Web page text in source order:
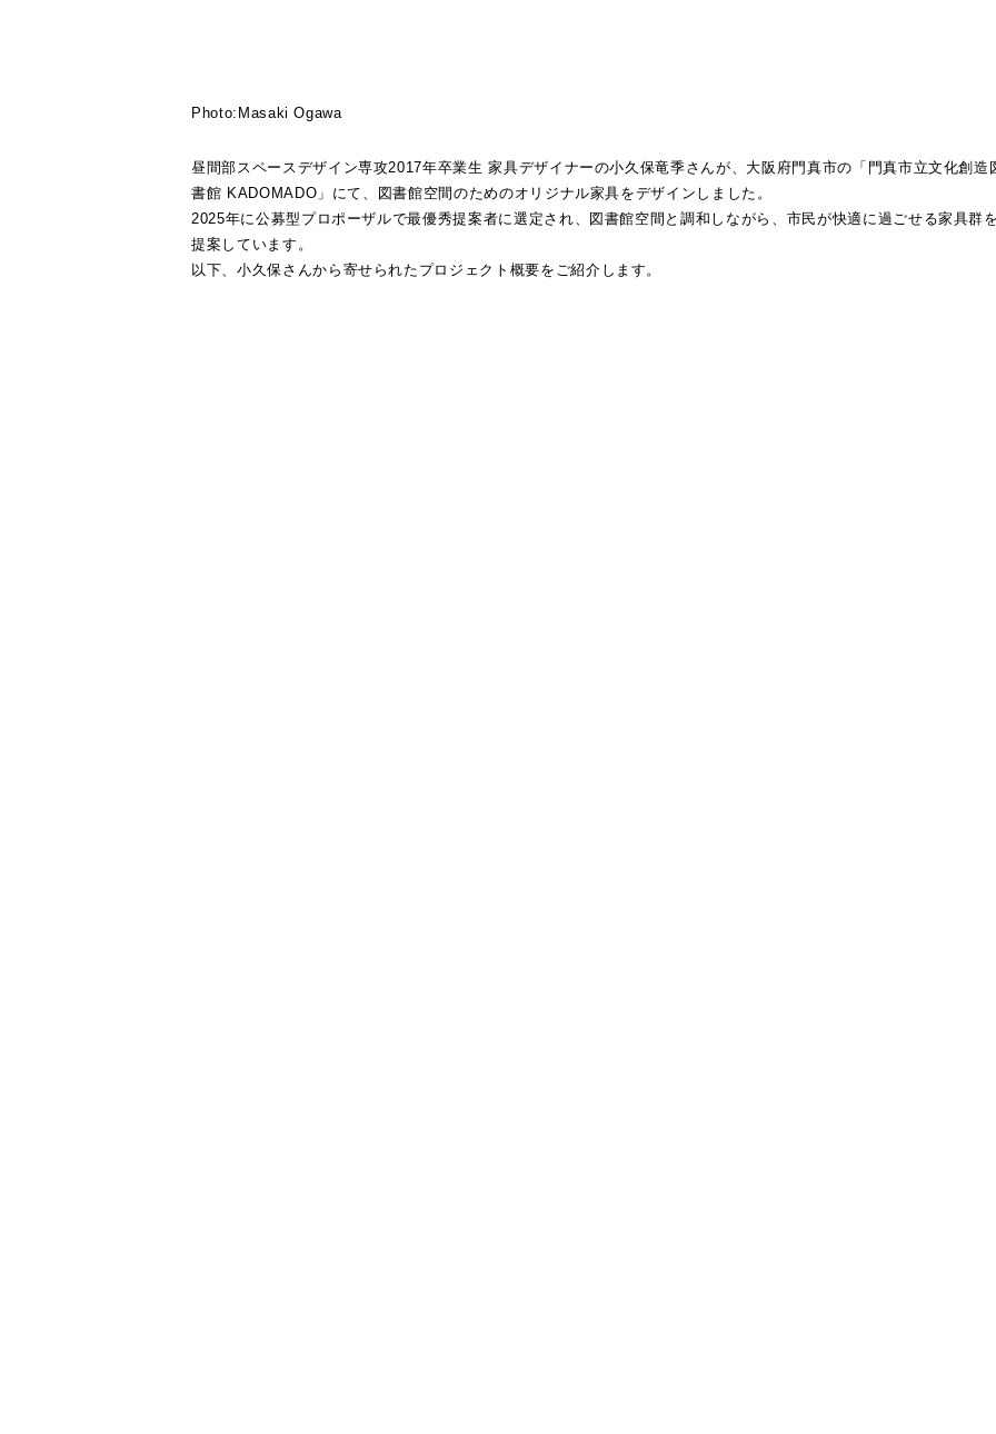
Photo:Masaki Ogawa
昼間部スペースデザイン専攻2017年卒業生 家具デザイナーの小久保竜季さんが、大阪府門真市の「門真市立文化創造
書館 KADOMADO」にて、図書館空間のためのオリジナル家具をデザインしました。
2025年に公募型プロポーザルで最優秀提案者に選定され、図書館空間と調和しながら、市民が快適に過ごせる家具群
提案しています。
以下、小久保さんから寄せられたプロジェクト概要をご紹介します。